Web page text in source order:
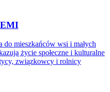
mieszkańców wsi i małych
życie społeczne i kulturalne
związkowcy i rolnicy